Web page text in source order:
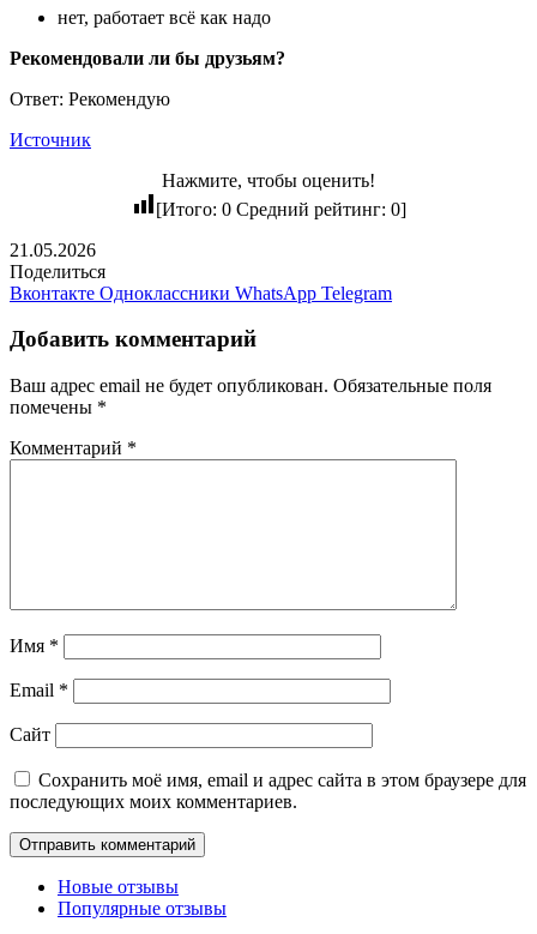
нет, работает всё как надо
Рекомендовали ли бы друзьям?
Ответ: Рекомендую
Источник
Нажмите, чтобы оценить!
[Итого: 0Средний рейтинг: 0]
21.05.2026
Поделиться
Вконтакте Одноклассники WhatsApp Telegram
Добавить комментарий
Ваш адрес email не будет опубликован. Обязательные поля
помечены *
Комментарий *
Имя *
Email *
Сайт
Сохранить моё имя, email и адрес сайта в этом браузере для
последующих моих комментариев.
Новые отзывы
Популярные отзывы